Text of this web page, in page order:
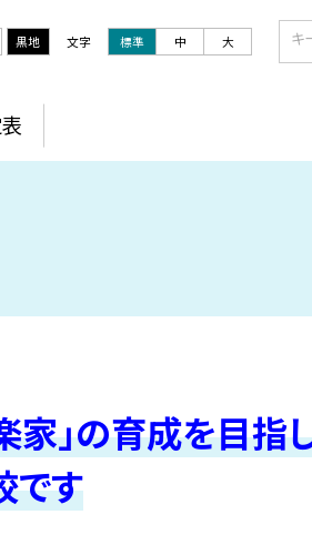
黒地 文字 標準 中 大
」の育成を目指
です